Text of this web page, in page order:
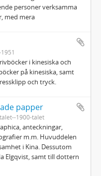
personer verksamma
med mera
i kinesiska och
på kinesiska, samt
och tryck.
papper
1900-talet
anteckningar,
m.m. Huvuddelen
i Kina. Dessutom
Elgqvist, samt till dottern